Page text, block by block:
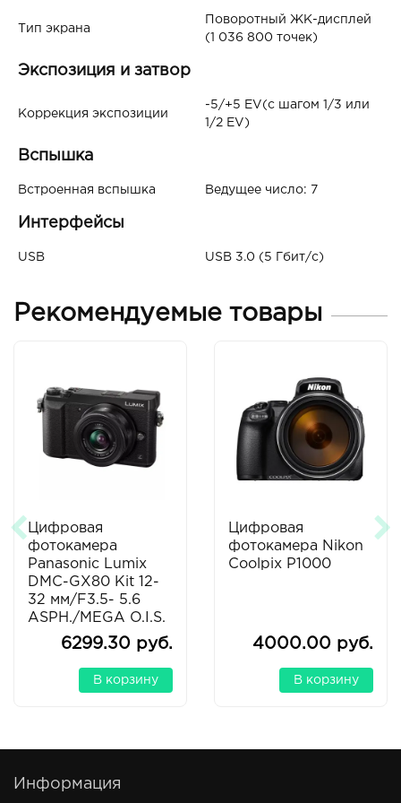
Тип экрана
Поворотный ЖК-дисплей
(1 036 800 точек)
Экспозиция и затвор
Коррекция экспозиции
-5/+5 EV(с шагом 1/3 или
1/2 EV)
Вспышка
Встроенная вспышка Ведущее число: 7
Интерфейсы
USB USB 3.0 (5 Гбит/с)
Рекомендуемые товары
Цифровая
фотокамера
Panasonic Lumix
DMC-GX80 Kit 12-
32 мм/F3.5- 5.6
ASPH./MEGA O.I.S.
(H-FS12032)
6299.30 руб.
В корзину
Цифровая
фотокамера Nikon
Coolpix P1000
4000.00 руб.
В корзину
Информация